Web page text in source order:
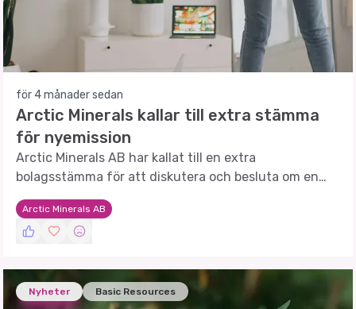
för 4 månader sedan
Arctic Minerals kallar till extra stämma
för nyemission
Arctic Minerals AB har kallat till en extra
bolagsstämma för att diskutera och besluta om en
riktad nyemission av aktier.
Arctic Minerals AB
Nyheter Basic Resources